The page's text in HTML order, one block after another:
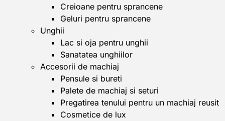
Creioane pentru sprancene
Geluri pentru sprancene
Unghii
Lac si oja pentru unghii
Sanatatea unghiilor
Accesorii de machiaj
Pensule si bureti
Palete de machiaj si seturi
Pregatirea tenului pentru un machiaj reusit
Cosmetice de lux